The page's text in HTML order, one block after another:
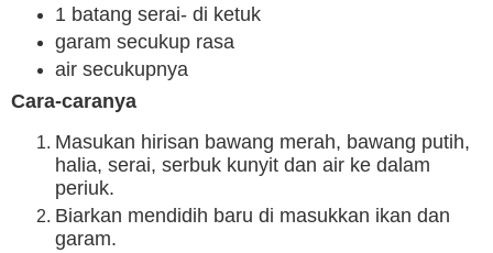
1 batang serai- di ketuk
garam secukup rasa
air secukupnya
Cara-caranya
Masukan hirisan bawang merah, bawang putih,
halia, serai, serbuk kunyit dan air ke dalam
periuk.
Biarkan mendidih baru di masukkan ikan dan
garam.